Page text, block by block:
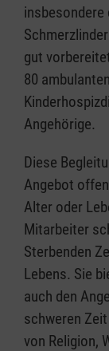
insbesondere
gut
80
Angehörige.
Diese
Angebot
Alter oder
Mitarbeiter
Sterbenden
Lebens. Sie
auch den
schweren
von Religion,